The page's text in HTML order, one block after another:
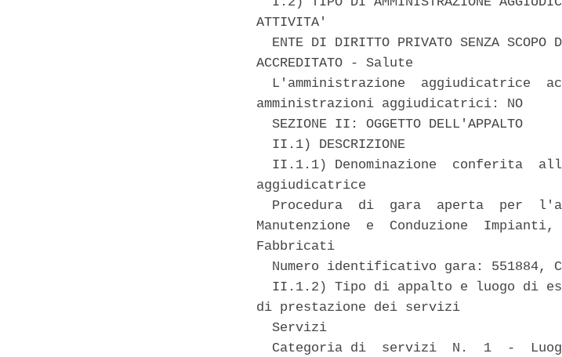
ATTIVITA'
ENTE DI DIRITTO PRIVATO SENZA SCOPO
ACCREDITATO - Salute
L'amministrazione  aggiudicatrice
amministrazioni aggiudicatrici: NO
  SEZIONE II: OGGETTO DELL'APPALTO
  II.1) DESCRIZIONE
II.1.1) Denominazione  conferita
aggiudicatrice
Procedura  di  gara  aperta  per
Manutenzione  e  Conduzione
Fabbricati
Numero identificativo gara: 551884,
II.1.2) Tipo di appalto e luogo di
di prestazione dei servizi
  Servizi
Categoria di  servizi  N.  1  -